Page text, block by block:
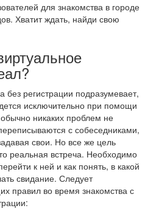
для знакомства в городе
Хватит ждать, найди свою
без регистрации подразумевает,
исключительно при помощи
никаких проблем не
с собеседниками,
свои. Но все же цель
реальная встреча. Необходимо
к ней и как понять, в какой
свидание. Следует
правил во время знакомства с